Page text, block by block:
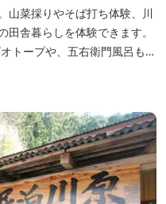
山菜採りやそば打ち体験、川
舎暮らしを体験できます。
トープや、五右衛門風呂も楽
になると周囲は真っ暗。都
ル・ヘイケボタルを観賞した
には「アカショウビン」の美